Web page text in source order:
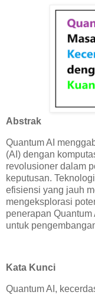
Abstrak
Quantum AI
(AI) dengan
revolusioner dalam
keputusan.
efisiensi yang jauh
mengeksplorasi
penerapan
untuk
Kata Kunci
Quantum AI,